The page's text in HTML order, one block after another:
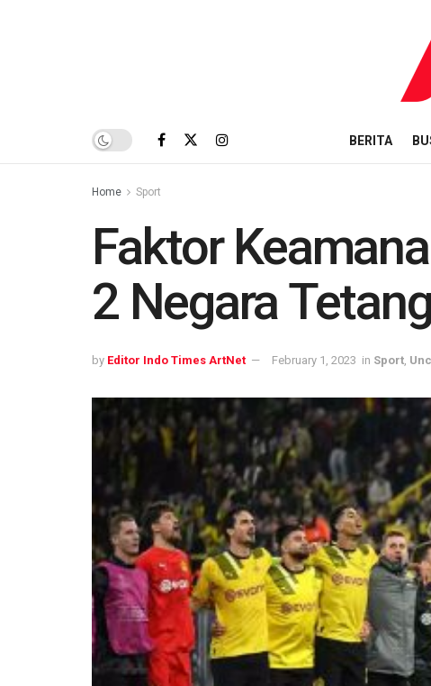
BERITA
Home Sport
Faktor
2 Negara
by Editor Indo Times ArtNet February 1, 2023 in Sport,